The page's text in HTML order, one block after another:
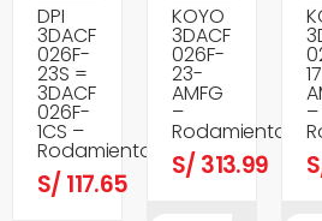
DPI
3DACF
026F-
23S =
3DACF
026F-
1CS –
Rodamientos
S/ 117.65
KOYO
3DACF
026F-
23-
AMFG
–
Rodamientos
S/ 313.99
–